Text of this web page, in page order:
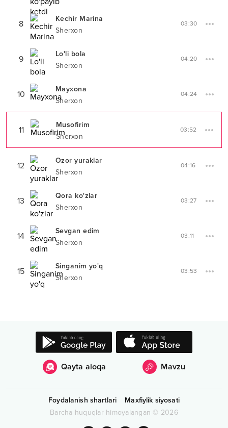
8
Kechir Marina
Sherxon
03:30
9
Lo'li bola
Sherxon
04:20
10
Mayxona
Sherxon
04:24
11
Musofirim
Sherxon
03:52
12
Ozor yuraklar
Sherxon
04:16
13
Qora ko'zlar
Sherxon
03:27
14
Sevgan edim
Sherxon
03:11
15
Singanim yo'q
Sherxon
03:53
Qayta aloqa Mavzu
Foydalanish shartlari
Maxfiylik siyosati
Barcha huquqlar himoyalangan © 2026